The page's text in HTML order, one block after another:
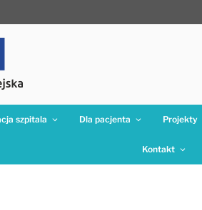
szpitala Dla pacjenta Projekty
Kontakt